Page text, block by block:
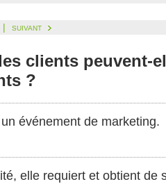
| SUIVANT
clients peuvent-
?
événement de marketing.
elle requiert et obtient de